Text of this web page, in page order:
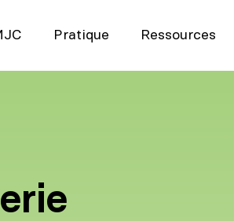
Pratique Ressources